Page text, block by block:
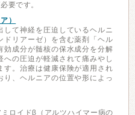
要です。
）
て神経を圧迫しているヘルニ
ドリアーゼ）を含む薬剤「ヘル
効成分が髄核の保水成分を分解
の圧迫が軽減されて痛みやし
。治療は健康保険が適用され
り、ヘルニアの位置や形によっ
ロイドβ（アルツハイマー病の